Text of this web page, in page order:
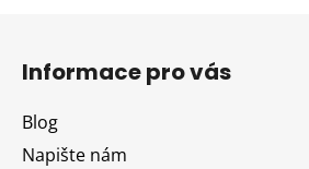
Informace pro vás
Blog
Napište nám